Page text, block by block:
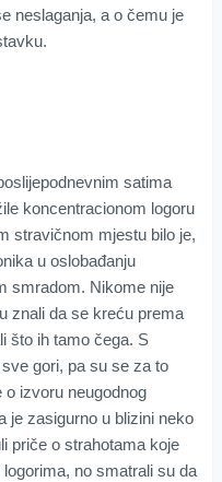
neslaganja, a o čemu je
satima
koncentracionom logoru
stravičnom mjestu bilo je,
u oslobađanju
smradom. Nikome nije
znali da se kreću prema
što ih tamo čega. S
gori, pa su se za to
izvoru neugodnog
je zasigurno u blizini neko
priče o strahotama koje
no smatrali su da